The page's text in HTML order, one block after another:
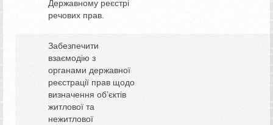
Державному реєстрі
речових прав.
Забезпечити
взаємодію з
органами державної
реєстрації прав щодо
визначення об’єктів
житлової та
нежитлової